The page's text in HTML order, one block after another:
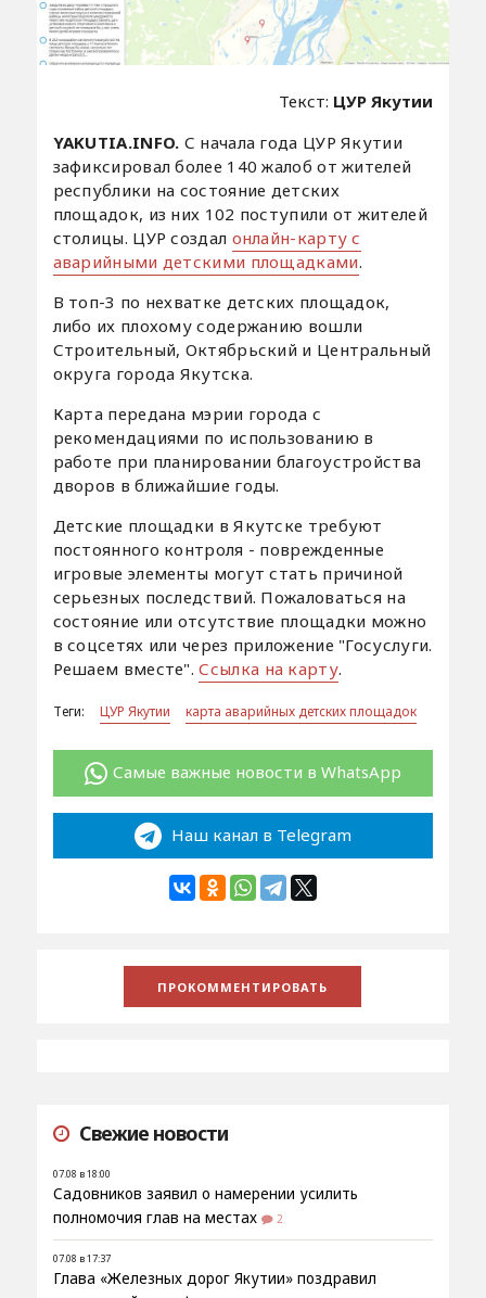
Текст: ЦУР Якутии
YAKUTIA.INFO. С начала года ЦУР Якутии
зафиксировал более 140 жалоб от жителей
республики на состояние детских
площадок, из них 102 поступили от жителей
столицы. ЦУР создал онлайн-карту с
аварийными детскими площадками.
В топ-3 по нехватке детских площадок,
либо их плохому содержанию вошли
Строительный, Октябрьский и Центральный
округа города Якутска.
Карта передана мэрии города с
рекомендациями по использованию в
работе при планировании благоустройства
дворов в ближайшие годы.
Детские площадки в Якутске требуют
постоянного контроля - поврежденные
игровые элементы могут стать причиной
серьезных последствий. Пожаловаться на
состояние или отсутствие площадки можно
в соцсетях или через приложение "Госуслуги.
Решаем вместе".Ссылка на карту.
Теги: ЦУР Якутии карта аварийных детских площадок
Самые важные новости в WhatsApp
Наш канал в Telegram
Свежие новости
07.08 в 18:00
Садовников заявил о намерении усилить
полномочия глав на местах
2
07.08 в 17:37
Глава «Железных дорог Якутии» поздравил